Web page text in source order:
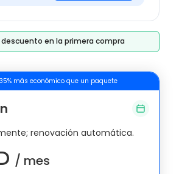
descuento en la primera compra
más económico que un paquete
renovación automática.
/ mes